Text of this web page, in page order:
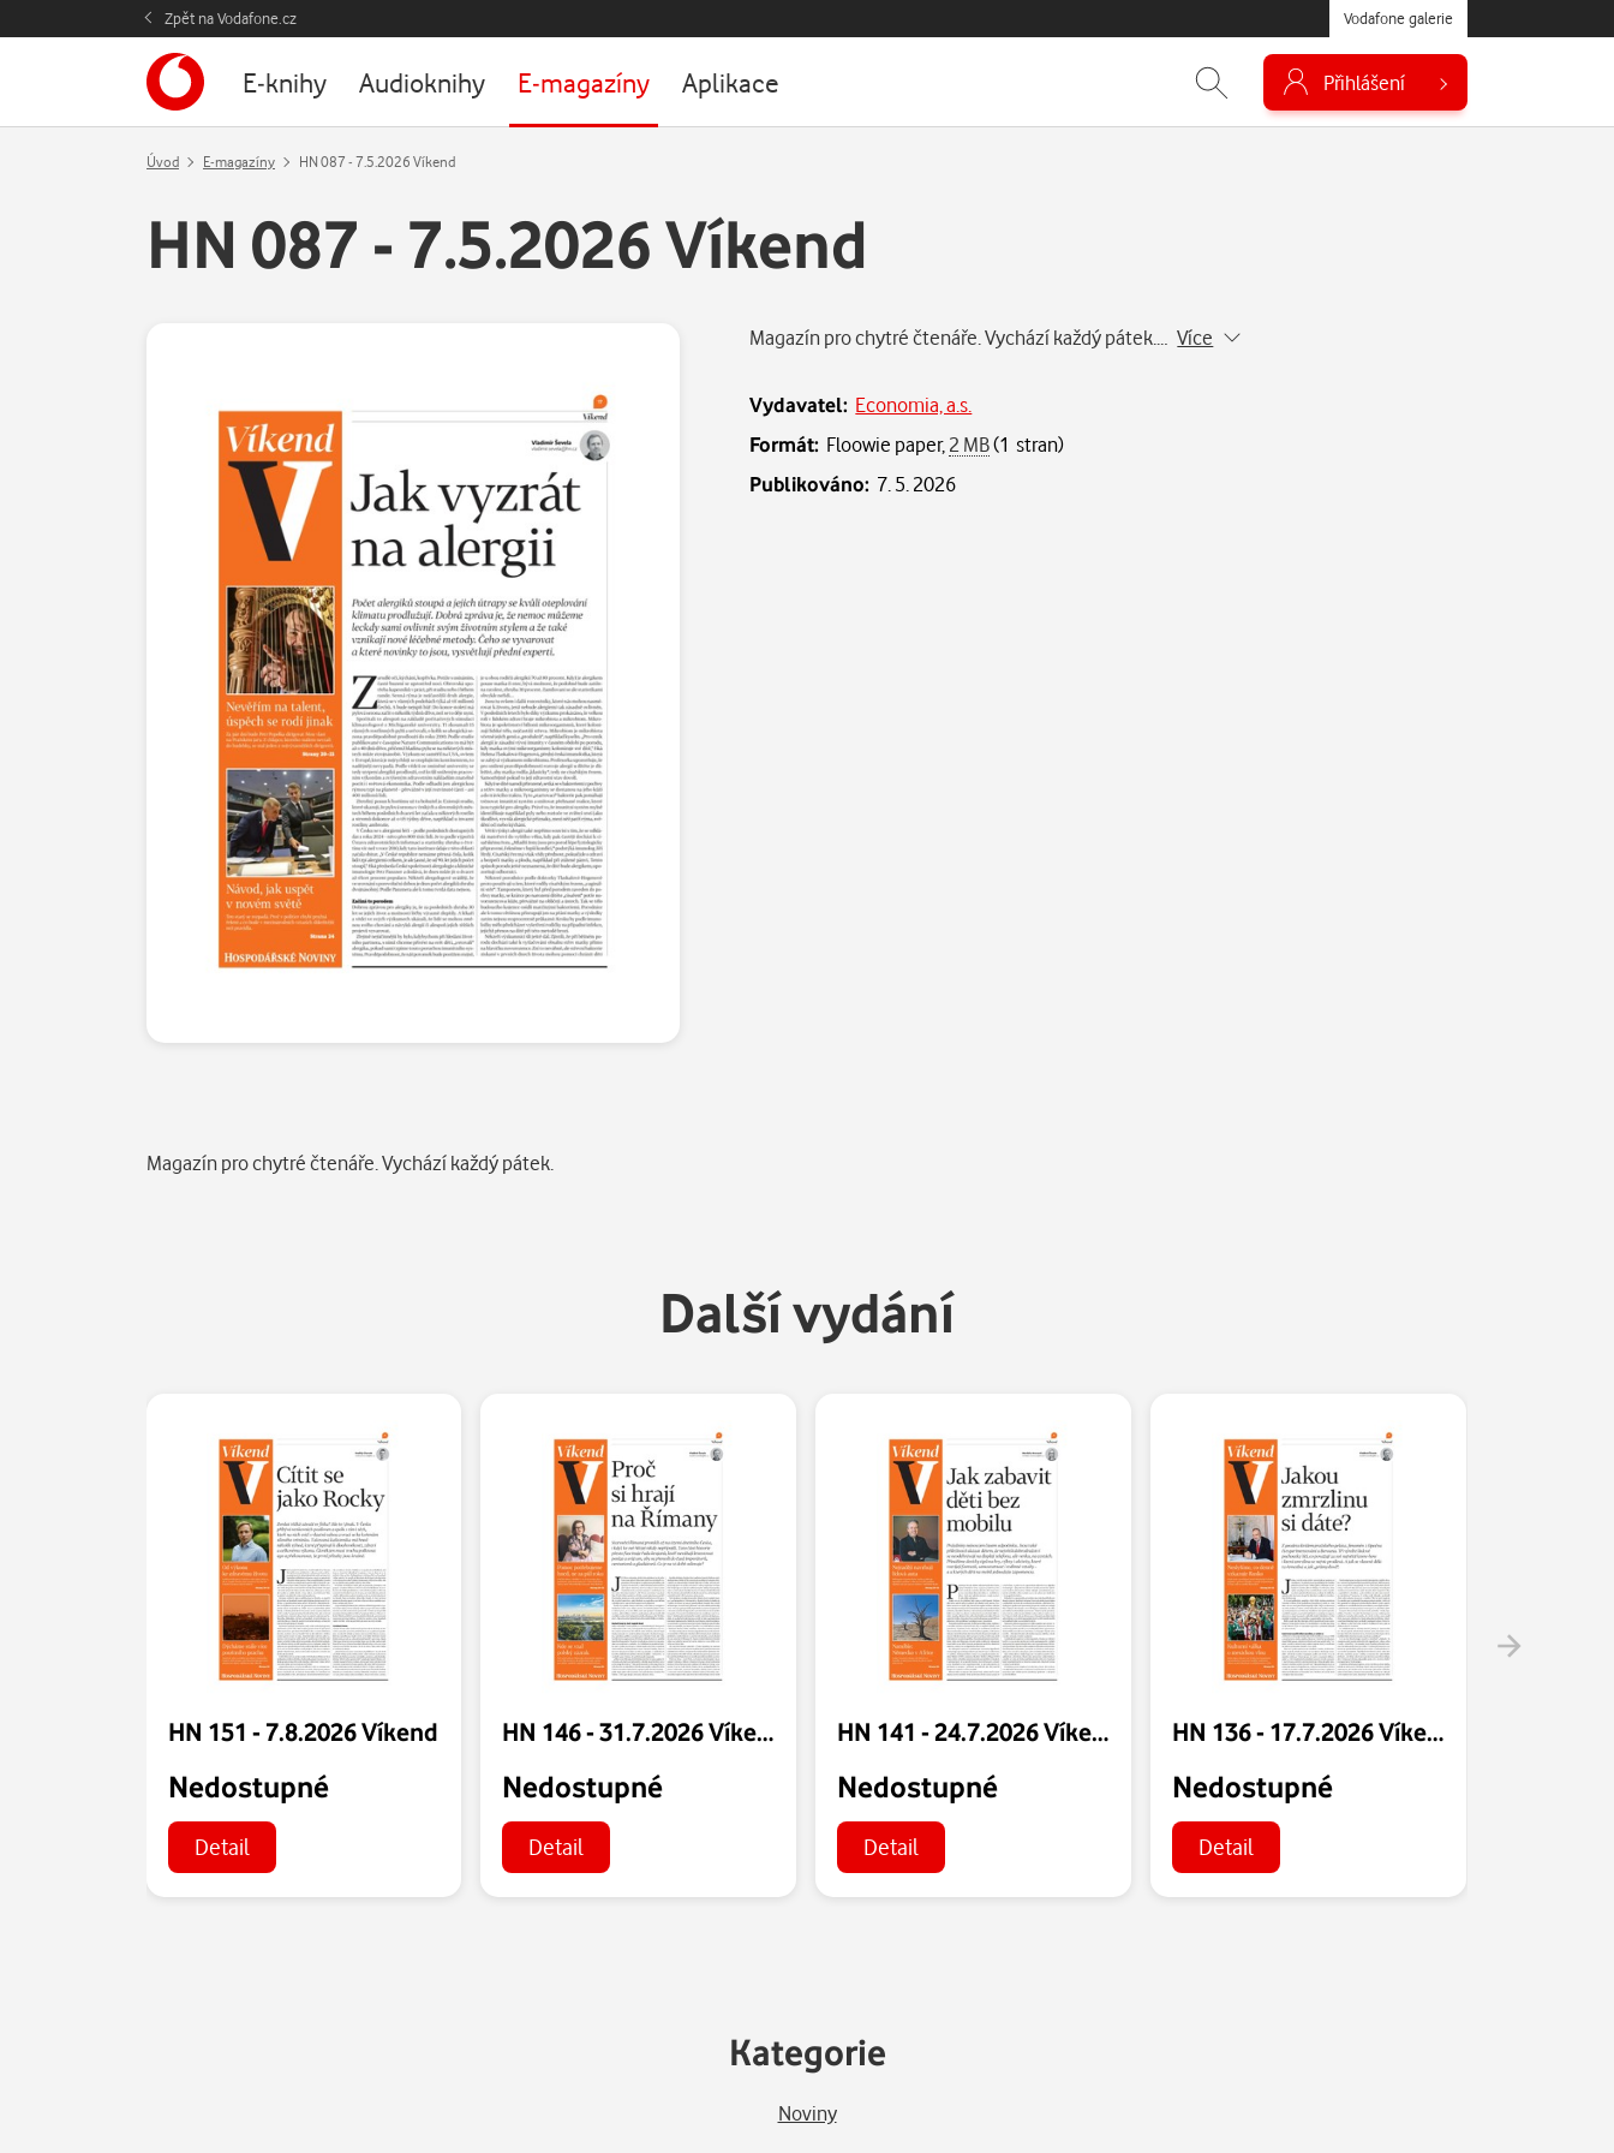
Zpět na Vodafone.cz Vodafone galerie
E-knihy Audioknihy E-magazíny Aplikace Přihlášení
Úvod E-magazíny HN 087 - 7.5.2026 Víkend
HN 087 - 7.5.2026 Víkend
Magazín pro chytré čtenáře. Vychází každý pátek.…Více
Vydavatel: Economia, a.s.
Formát: Floowie paper, 2 MB(1 stran)
Publikováno: 7. 5. 2026
Magazín pro chytré čtenáře. Vychází každý pátek.
Další vydání
HN 151 - 7.8.2026 Víkend
Nedostupné
Detail
HN 146 - 31.7.2026 Víkend
Nedostupné
Detail
HN 141 - 24.7.2026 Víkend
Nedostupné
Detail
HN 136 - 17.7.2026 Víkend
Nedostupné
Detail
Kategorie
Noviny